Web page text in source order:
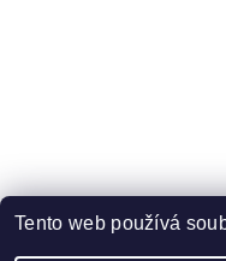
Tento web používá